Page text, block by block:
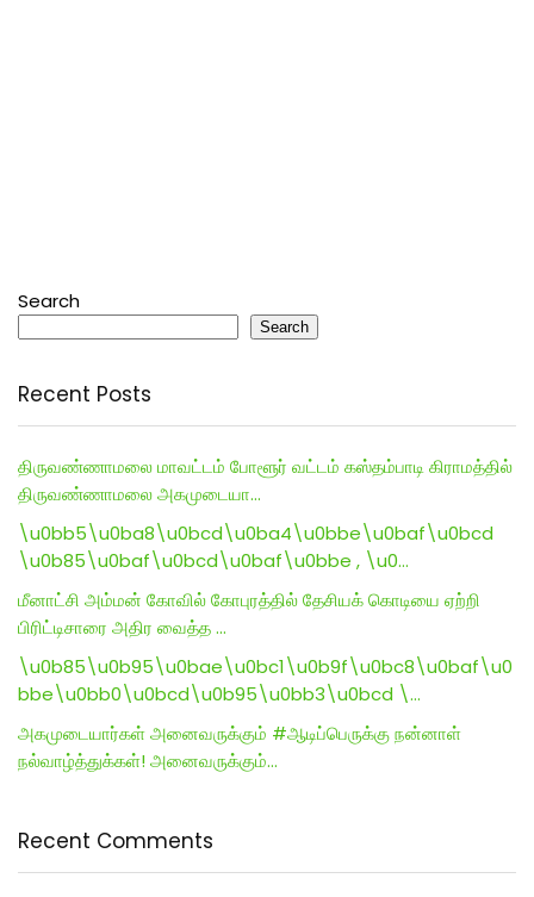
Search
Search
Recent Posts
திருவண்ணாமலை மாவட்டம் போளூர் வட்டம் கஸ்தம்பாடி கிராமத்தில்
திருவண்ணாமலை அகமுடையா…
\u0bb5\u0ba8\u0bcd\u0ba4\u0bbe\u0baf\u0bcd
\u0b85\u0baf\u0bcd\u0baf\u0bbe , \u0…
மீனாட்சி அம்மன் கோவில் கோபுரத்தில் தேசியக் கொடியை ஏற்றி
பிரிட்டிசாரை அதிர வைத்த …
\u0b85\u0b95\u0bae\u0bc1\u0b9f\u0bc8\u0baf\u0
bbe\u0bb0\u0bcd\u0b95\u0bb3\u0bcd \…
அகமுடையார்கள் அனைவருக்கும் #ஆடிப்பெருக்கு நன்னாள்
நல்வாழ்த்துக்கள்! அனைவருக்கும்…
Recent Comments